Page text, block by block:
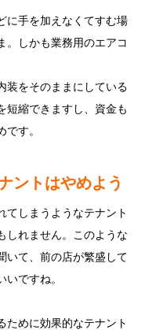
に手を加えなくてすむ場
。しかも業務用のエアコ
装をそのままにしている
短縮できますし、資金も
す。
ントはやめよう
てしまうようなテナント
しれません。このような
いて、前の店が繁盛して
ですね。
ために効果的なテナント